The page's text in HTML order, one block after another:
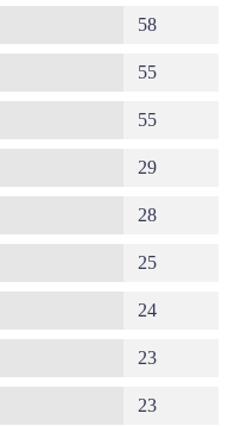
58
55
55
29
28
25
24
23
23